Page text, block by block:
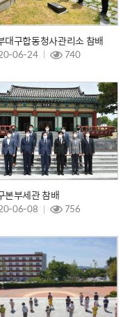
대구합동청사관리소 참배
06-24 740
본부세관 참배
06-08 756